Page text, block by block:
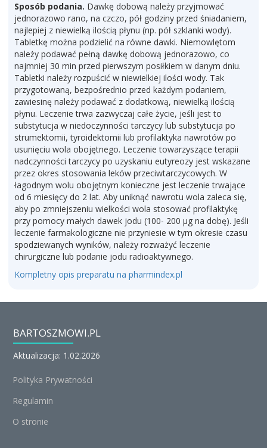
Sposób podania. Dawkę dobową należy przyjmować
jednorazowo rano, na czczo, pół godziny przed śniadaniem,
najlepiej z niewielką ilością płynu (np. pół szklanki wody).
Tabletkę można podzielić na równe dawki. Niemowlętom
należy podawać pełną dawkę dobową jednorazowo, co
najmniej 30 min przed pierwszym posiłkiem w danym dniu.
Tabletki należy rozpuścić w niewielkiej ilości wody. Tak
przygotowaną, bezpośrednio przed każdym podaniem,
zawiesinę należy podawać z dodatkową, niewielką ilością
płynu. Leczenie trwa zazwyczaj całe życie, jeśli jest to
substytucja w niedoczynności tarczycy lub substytucja po
strumektomii, tyroidektomii lub profilaktyka nawrotów po
usunięciu wola obojętnego. Leczenie towarzyszące terapii
nadczynności tarczycy po uzyskaniu eutyreozy jest wskazane
przez okres stosowania leków przeciwtarczycowych. W
łagodnym wolu obojętnym konieczne jest leczenie trwające
od 6 miesięcy do 2 lat. Aby uniknąć nawrotu wola zaleca się,
aby po zmniejszeniu wielkości wola stosować profilaktykę
przy pomocy małych dawek jodu (100- 200 µg na dobę). Jeśli
leczenie farmakologiczne nie przyniesie w tym okresie czasu
spodziewanych wyników, należy rozważyć leczenie
chirurgiczne lub podanie jodu radioaktywnego.
Kompletny opis preparatu na pharmindex.pl
BARTOSZMOWI.PL
Aktualizacja: 1.02.2026
Polityka Prywatności
Regulamin
O stronie